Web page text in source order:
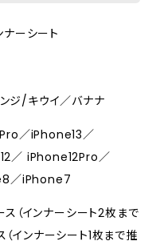
ーシート
ジ/キウイ／バナナ
／iPhone13／
／ iPhone12Pro／
／iPhone7
インナーシート2枚まで
ンナーシート1枚まで推